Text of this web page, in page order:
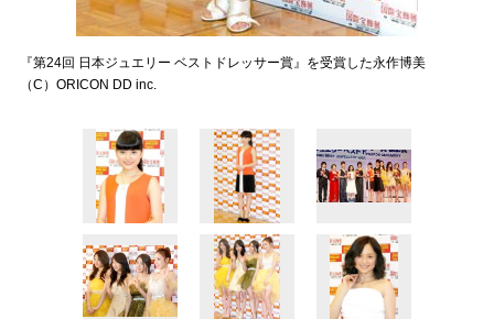
『第24回 日本ジュエリー ベストドレッサー賞』を受賞した永作博美
（C）ORICON DD inc.